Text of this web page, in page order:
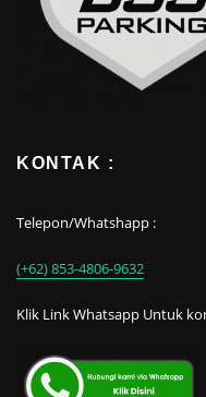
KONTAK :
Telepon/Whatshapp :
(+62) 853-4806-9632
Klik Link Whatsapp Untuk